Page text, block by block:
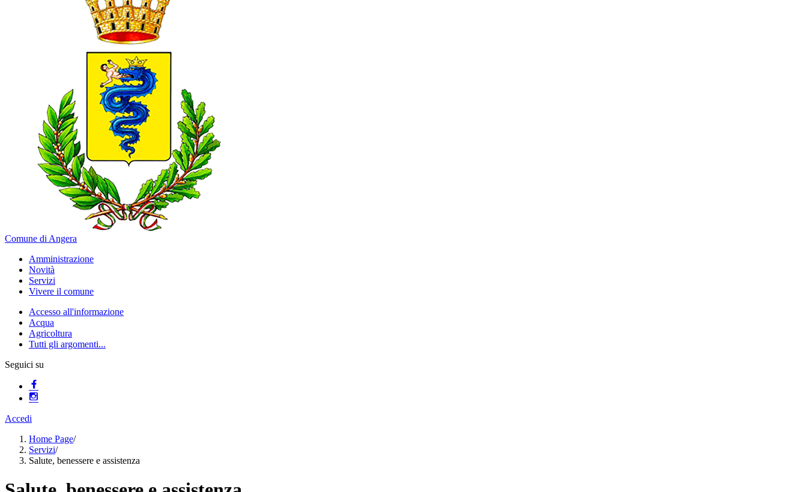
Comune di Angera
Amministrazione
Novità
Servizi
Vivere il comune
Accesso all'informazione
Acqua
Agricoltura
Tutti gli argomenti...
Seguici su
Accedi
Home Page/
Servizi/
Salute, benessere e assistenza